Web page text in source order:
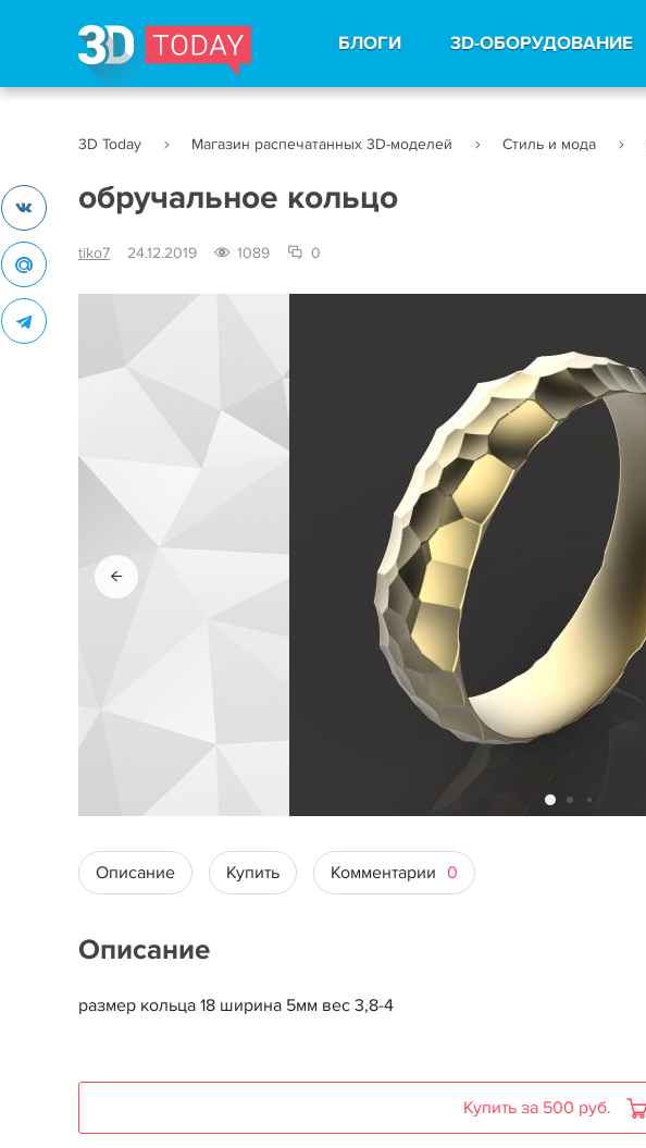
БЛОГИ 3D-ОБОРУДОВАНИЕ
3D Today Магазин распечатанных 3D-моделей Стиль и мода
обручальное кольцо
tiko7 24.12.2019 1089 0
Описание Купить Комментарии 0
Описание
размер кольца 18 ширина 5мм вес 3,8-4
Купить за 500 руб.